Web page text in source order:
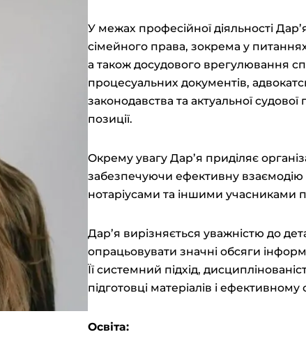
У межах професійної діяльності
сімейного права, зокрема у
а також досудового врегулювання
процесуальних документів,
законодавства та актуальної
позиції.
Окрему увагу Дар’я приділяє
забезпечуючи ефективну взаємодію
нотаріусами та іншими учасниками
Дар’я вирізняється уважністю до
опрацьовувати значні обсяги
Її системний підхід,
підготовці матеріалів і
Освіта: